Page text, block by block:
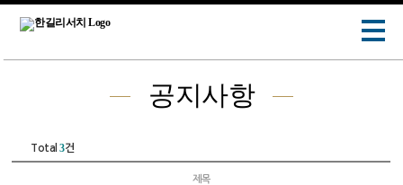
공지사항
Total3건
제목